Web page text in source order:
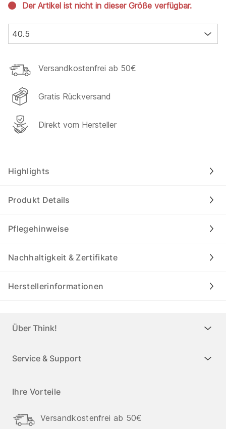
Der Artikel ist nicht in dieser Größe verfügbar.
40.5
Versandkostenfrei ab 50€
Gratis Rückversand
Direkt vom Hersteller
Highlights
Produkt Details
Pflegehinweise
Nachhaltigkeit & Zertifikate
Herstellerinformationen
Über Think!
Service & Support
Ihre Vorteile
Versandkostenfrei ab 50€